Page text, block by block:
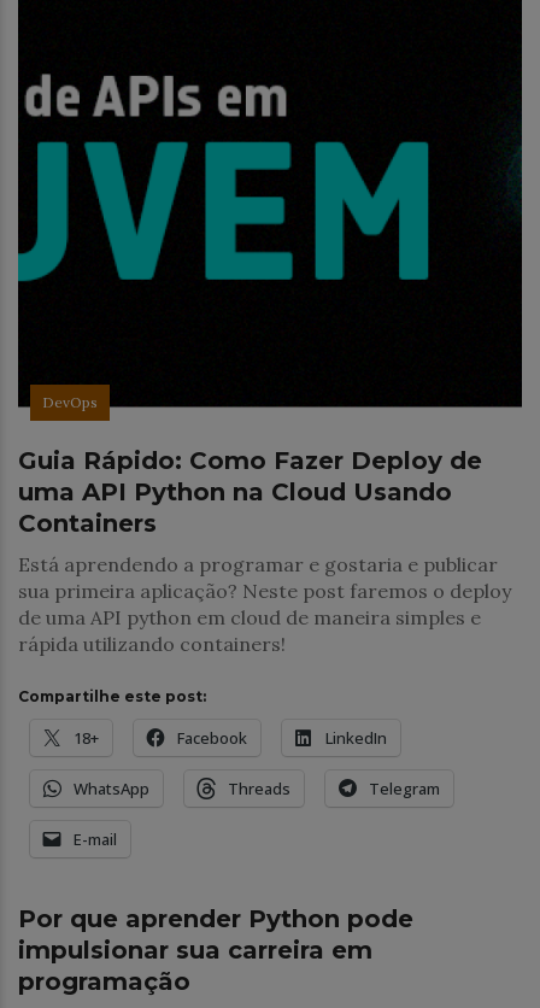
DevOps
Guia Rápido: Como Fazer Deploy de
uma API Python na Cloud Usando
Containers
Está aprendendo a programar e gostaria e publicar
sua primeira aplicação? Neste post faremos o deploy
de uma API python em cloud de maneira simples e
rápida utilizando containers!
Compartilhe este post:
18+ Facebook LinkedIn
WhatsApp Threads Telegram
E-mail
Desenvolvimento
Por que aprender Python pode
impulsionar sua carreira em
programação